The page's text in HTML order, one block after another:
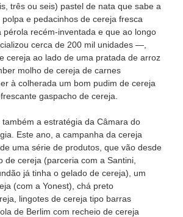
três ou seis) pastel de nata que sabe a
e pedacinhos de cereja fresca
recém-inventada e que ao longo
cerca de 200 mil unidades —,
cereja ao lado de uma pratada de arroz
molho de cereja de carnes
à colherada um bom pudim de cereja
gaspacho de cereja.
a estratégia da Câmara do
Este ano, a campanha da cereja
uma série de produtos, que vão desde
de cereja (parceria com a Santini,
já tinha o gelado de cereja), um
(com a Yonest), chá preto
lingotes de cereja tipo barras
de Berlim com recheio de cereja